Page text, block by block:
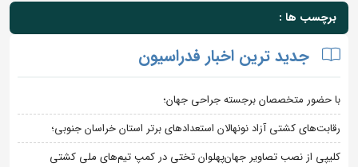
برچسب ها :
جدید ترین اخبار فدراسیون
با حضور متخصصان برجسته جراحی جهان؛
رقابت‌های کشتی آزاد نونهالان استعدادهای برتر استان خراسان جنوبی؛
کلیپی از نصب تصاویر جهان‌پهلوان تختی در کمپ تیم‌های ملی کشتی